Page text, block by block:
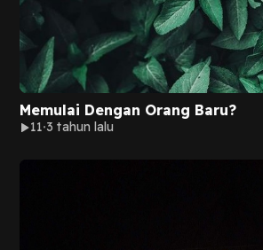
Memulai Dengan Orang Baru?
11 3 tahun lalu